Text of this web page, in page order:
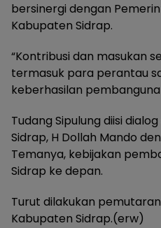
bersinergi dengan
Kabupaten Sidrap.
“Kontribusi dan masukan
termasuk para perantau
keberhasilan
Tudang Sipulung diisi
Sidrap, H Dollah Mando
Temanya, kebijakan
Sidrap ke depan.
Turut dilakukan
Kabupaten Sidrap.(erw)